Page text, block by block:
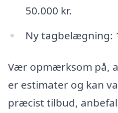
50.000 kr.
Ny tagbelægning:
Vær opmærksom på,
er estimater og kan
præcist tilbud,